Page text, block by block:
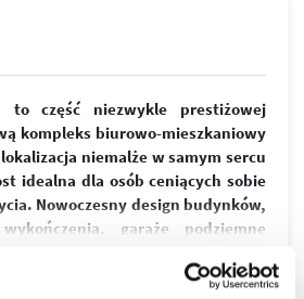
to część niezwykle prestiżowej
kompleks biurowo-mieszkaniowy
niemalże w samym sercu
idealna dla osób ceniących sobie
Nowoczesny design budynków,
garaże podziemne